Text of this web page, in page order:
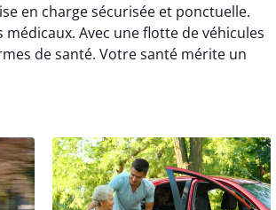
en charge sécurisée et ponctuelle.
Avec une flotte de véhicules
de santé. Votre santé mérite un